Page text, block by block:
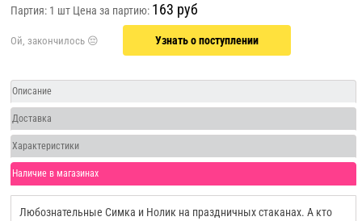
Партия: 1 шт Цена за партию: 163 руб
Узнать о поступлении
Описание
Доставка
Характеристики
Наличие в магазинах
Любознательные Симка и Нолик на праздничных стаканах. А кто